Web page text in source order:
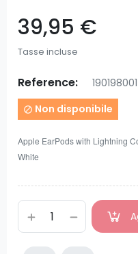
39,95 €
Tasse incluse
Reference:
 Non disponibile
Apple EarPods with Lightning
White